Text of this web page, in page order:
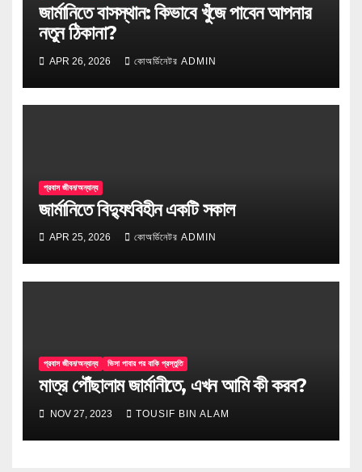
জার্মানিতে বাসস্থান: কিভাবে খুঁজে পাবেন আপনার
নতুন ঠিকানা?
APR 26, 2026 কোঅর্ডিনেটর ADMIN
প্রবাস জীবন/অন্যান্য
জার্মানিতে বিদ্যুৎবিহীন একটি সকাল
APR 25, 2026 কোঅর্ডিনেটর ADMIN
প্রবাস জীবন/অন্যান্য ভিসা পাবার পর বাকি প্রস্তুতি
মাত্র পৌঁছালাম জার্মানীতে, এখন আমি কী করব?
NOV 27, 2023 TOUSIF BIN ALAM